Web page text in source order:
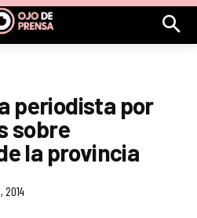
periodista por
sobre
la provincia
2014